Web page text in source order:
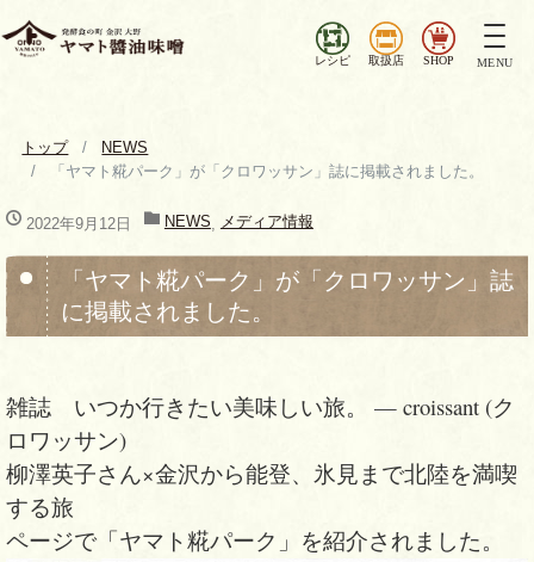
レシピ 取扱店 SHOP
ナ
ビ
り
替
MENU
トップ
NEWS
「ヤマト糀パーク」が「クロワッサン」誌に掲載されました。
2022年9月12日 NEWS,メディア情報
「ヤマト糀パーク」が「クロワッサン」誌
に掲載されました。
雑誌 いつか行きたい美味しい旅。 — croissant (ク
ロワッサン)
柳澤英子さん×金沢から能登、氷見まで北陸を満喫
する旅
ページで「ヤマト糀パーク」を紹介されました。